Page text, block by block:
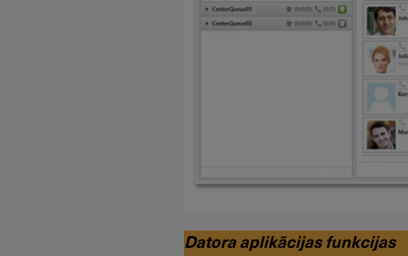
Datora aplikācijas funkcijas